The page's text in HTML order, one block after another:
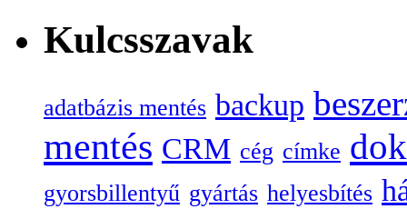
Kulcsszavak
adatbázis mentés backup
mentés CRM cég címke
gyorsbillentyű gyártás helyesbítés